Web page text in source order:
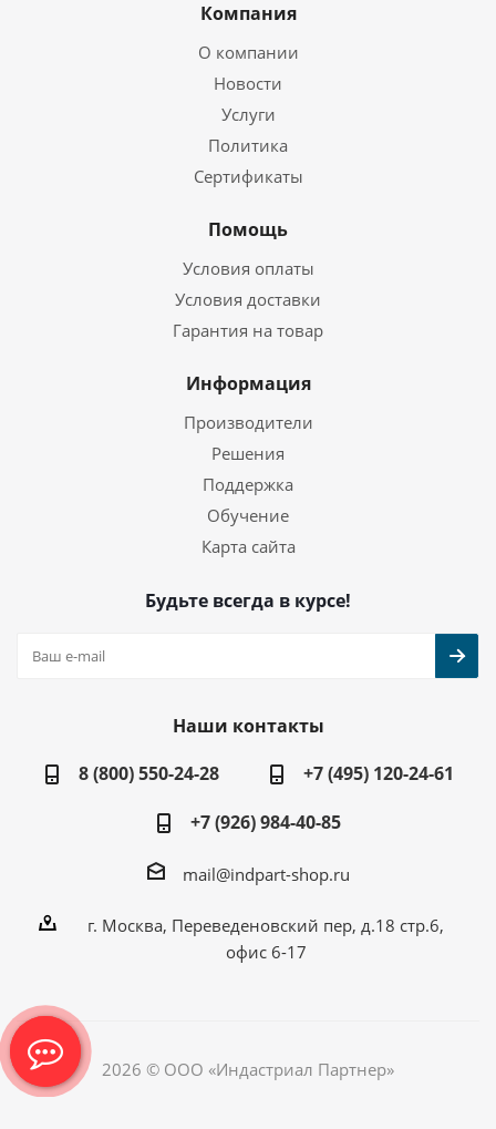
Компания
О компании
Новости
Услуги
Политика
Сертификаты
Помощь
Условия оплаты
Условия доставки
Гарантия на товар
Информация
Производители
Решения
Поддержка
Обучение
Карта сайта
Будьте всегда в курсе!
Наши контакты
8 (800) 550-24-28
+7 (495) 120-24-61
+7 (926) 984-40-85
mail@indpart-shop.ru
г. Москва, Переведеновский пер, д.18 стр.6,
офис 6-17
2026 © ООО «Индастриал Партнер»